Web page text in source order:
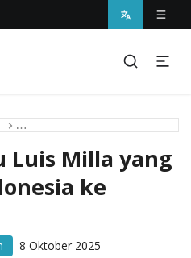
Kasih
Pergantian Jitu Luis Milla
Luis Milla yang
ke
8 Oktober 2025